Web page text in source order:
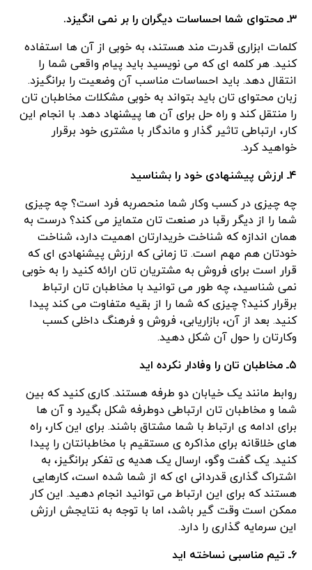
۳ـ محتوای شما احساسات دیگران را بر نمی انگیزد.
کلمات ابزاری قدرت مند هستند، به خوبی از آن ها استفاده
کنید. هر کلمه ای که می نویسید باید پیام واقعی شما را
انتقال دهد. باید احساسات مناسب آن وضعیت را برانگیزد.
زبان محتوای تان باید بتواند به خوبی مشکلات مخاطبان تان
را منتقل کند و راه حل برای آن ها پیشنهاد دهد. با انجام این
کار، ارتباطی تاثیر گذار و ماندگار با مشتری خود برقرار
خواهید کرد.
۴ـ ارزش پیشنهادی خود را بشناسید
چه چیزی در کسب وکار شما منحصربه فرد است؟ چه چیزی
شما را از دیگر رقبا در صنعت تان متمایز می کند؟ درست به
همان اندازه که شناخت خریدارتان اهمیت دارد، شناخت
خودتان هم مهم است. تا زمانی که ارزش پیشنهادی ای که
قرار است برای فروش به مشتریان تان ارائه کنید را به خوبی
نمی شناسید، چه طور می توانید با مخاطبان تان ارتباط
برقرار کنید؟ چیزی که شما را از بقیه متفاوت می کند پیدا
کنید. بعد از آن، بازاریابی، فروش و فرهنگ داخلی کسب
وکارتان را حول آن شکل دهید.
۵ـ مخاطبان تان را وفادار نکرده اید
روابط مانند یک خیابان دو طرفه هستند. کاری کنید که بین
شما و مخاطبان تان ارتباطی دوطرفه شکل بگیرد و آن ها
برای ادامه ی ارتباط با شما مشتاق باشند. برای این کار، راه
های خلاقانه برای مذاکره ی مستقیم با مخاطبانتان را پیدا
کنید. یک گفت وگو، ارسال یک هدیه ی تفکر برانگیز، به
اشتراک گذاری قدردانی ای که از شما شده است، کارهایی
هستند که برای این ارتباط می توانید انجام دهید. این کار
ممکن است وقت گیر باشد، اما با توجه به نتایجش ارزش
این سرمایه گذاری را دارد.
۶ـ تیم مناسبی نساخته اید